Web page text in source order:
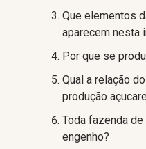
Que elementos
aparecem nesta
Por que se
Qual a relação
produção
Toda fazenda
engenho?